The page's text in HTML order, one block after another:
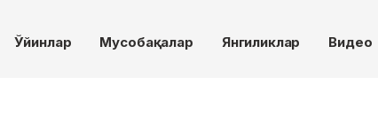
Ўйинлар Мусобақалар Янгиликлар Видео